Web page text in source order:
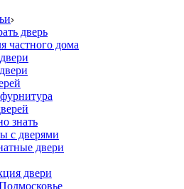
дверь
частного дома
знать
с дверями
двери
двери